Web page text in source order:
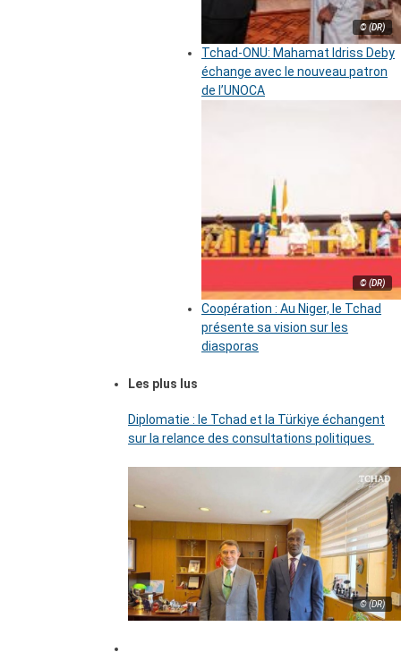
© (DR)
Tchad-ONU: Mahamat Idriss Deby
échange avec le nouveau patron
de l’UNOCA
© (DR)
Coopération : Au Niger, le Tchad
présente sa vision sur les
diasporas
Les plus lus
Diplomatie : le Tchad et la Türkiye échangent
sur la relance des consultations politiques
© (DR)